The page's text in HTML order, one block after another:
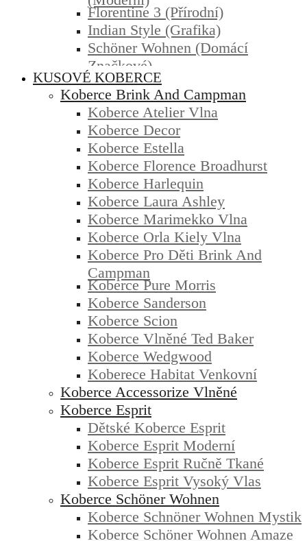
Florentine 3 (přírodní)
Indian Style (grafika)
Schöner Wohnen (domácí
Značkové)
KUSOVÉ KOBERCE
Koberce Brink And Campman
Koberce Atelier Vlna
Koberce Decor
Koberce Estella
Koberce Florence Broadhurst
Koberce Harlequin
Koberce Laura Ashley
Koberce Marimekko Vlna
Koberce Orla Kiely Vlna
Koberce Pro Děti Brink And
Campman
Koberce Pure Morris
Koberce Sanderson
Koberce Scion
Koberce Vlněné Ted Baker
Koberce Wedgwood
Koberece Habitat Venkovní
Koberce Accessorize Vlněné
Koberce Esprit
Dětské Koberce Esprit
Koberce Esprit Moderní
Koberce Esprit Ručně Tkané
Koberce Esprit Vysoký Vlas
Koberce Schöner Wohnen
Koberce Schnöner Wohnen Mystik
Koberce Schöner Wohnen Amaze